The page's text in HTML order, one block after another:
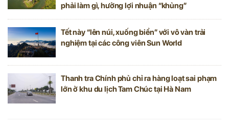
phải làm gì, hưởng lợi nhuận “khủng”
Tết này “lên núi, xuống biển” với vô vàn trải
nghiệm tại các công viên Sun World
Thanh tra Chính phủ chỉ ra hàng loạt sai phạm
lớn ở khu du lịch Tam Chúc tại Hà Nam